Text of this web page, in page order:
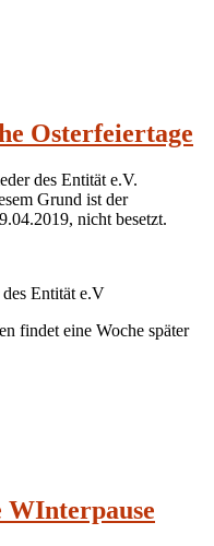
Osterfeiertage
des Entität e.V.
Grund ist der
nicht besetzt.
Entität e.V
findet eine Woche später
WInterpause